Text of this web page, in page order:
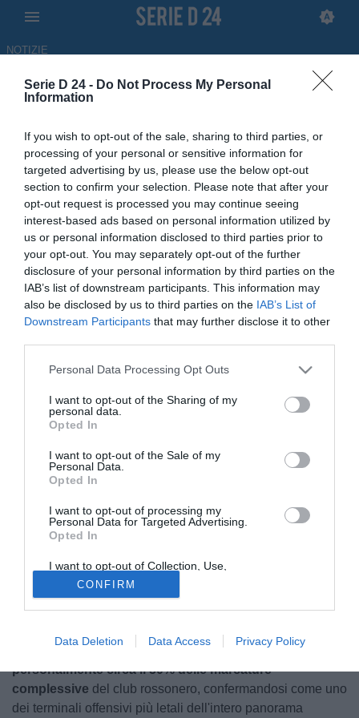
Serie D 24 - Do Not Process My Personal
Information
If you wish to opt-out of the sale, sharing to third parties, or
processing of your personal or sensitive information for
targeted advertising by us, please use the below opt-out
section to confirm your selection. Please note that after your
opt-out request is processed you may continue seeing
interest-based ads based on personal information utilized by
us or personal information disclosed to third parties prior to
your opt-out. You may separately opt-out of the further
disclosure of your personal information by third parties on the
IAB’s list of downstream participants. This information may
also be disclosed by us to third parties on the IAB’s List of
Downstream Participants that may further disclose it to other
Personal Data Processing Opt Outs
I want to opt-out of the Sharing of my
personal data.
Opted In
I want to opt-out of the Sale of my
Personal Data.
Opted In
I want to opt-out of processing my
Personal Data for Targeted Advertising.
Opted In
I want to opt-out of Collection, Use,
Retention, Sale, and/or Sharing of my
Personal Data that Is Unrelated with the
Purposes for which it was collected.
Opted Out
CONFIRM
Data Deletion Data Access Privacy Policy
NOTIZIE
Davide Fieroni, il "re" del gol
del Noicattaro: sono 27 in
stagione
15.05.2026 11:39 di Andrea Delle Noci
L'attaccante Davide Fieroni trascina il Noicattaro alla salvezza con
27 gol stagionali, raggiungendo la quota di 70 reti nell'ultimo
triennio.
Il campionato diPromozione Pugliese
ha trovato il suo
protagonista assoluto in
fondamentale, chiudendo la stagione con uno score
impressionante:27 reti totali
a segno in campionato e i 2 sigilli in Coppa Italia. Un
nell'economia della squadra, dato che
Fieroni ha firmato
personalmente circa il 50% delle marcature
complessive del club rossonero, confermandosi come uno
dei terminali offensivi più letali dell'intero panorama